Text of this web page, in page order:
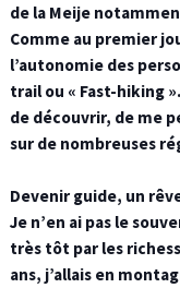
de la Meije
Comme au premier
l’autonomie des
trail ou « Fast-hiking
de découvrir, de me
sur de nombreuses
Devenir guide, un
Je n’en ai pas le
très tôt par les
ans, j’allais en